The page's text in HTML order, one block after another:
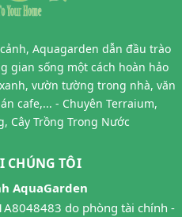
Aquagarden dẫn đầu trào
gian sống một cách hoàn hảo
vườn tường trong nhà, văn
cafe,... - Chuyên Terraium,
Cây Trồng Trong Nước
CHÚNG TÔI
AquaGarden
do phòng tài chính -